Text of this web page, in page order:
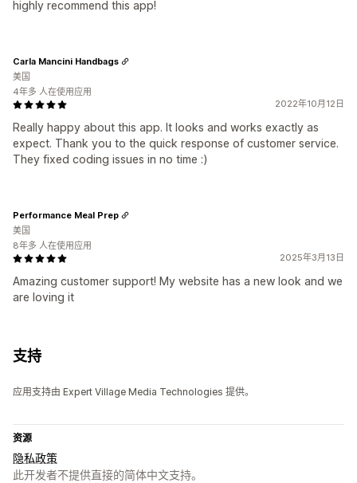
highly recommend this app!
2022年10月12日
Really happy about this app. It looks and works exactly as
expect. Thank you to the quick response of customer service.
They fixed coding issues in no time :)
Carla Mancini Handbags
美国
4年多 人在使用应用
2025年3月13日
Amazing customer support! My website has a new look and we
are loving it
Performance Meal Prep
美国
8年多 人在使用应用
支持
应用支持由 Expert Village Media Technologies 提供。
资源
隐私政策
此开发者不提供直接的简体中文支持。